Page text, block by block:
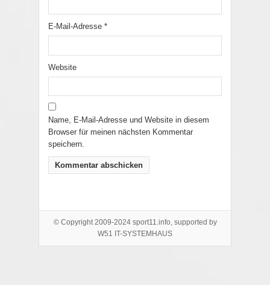
E-Mail-Adresse *
Website
Name, E-Mail-Adresse und Website in diesem
Browser für meinen nächsten Kommentar
speichern.
© Copyright 2009-2024 sport11.info, supported by
W51 IT-SYSTEMHAUS